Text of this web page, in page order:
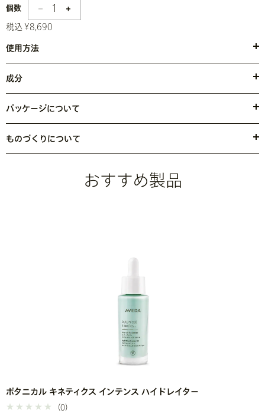
個数 1
税込 ¥8,690
使用方法
●目の周りをさけ、適量を顔全体から首、デコルテにかけてのばし
ます。朝晩、化粧水の後にご使用ください。本品をご使用の際は、
成分
●水・プロパンジオール・オレイン酸デシル・乳酸・クエン酸・セス
キステアリン酸メチルグルコース・炭酸ジカプリリル・水酸化Ｎａ・
シルデカン酸アスコルビル・トレハロース・水添レシチン・カフェイ
ン・リノール酸・トコフェロール・スクレロチウムガム・グルコノラ
ルビルアミノプロピル・プルラン・オレイン酸・ヒアルロン酸Ｎａ・
パッケージについて
ボトル：リサイクル可能ガラス素材、外箱：90%再生紙
ものづくりについて
風力・太陽光発電で製品を製造 しています。 *1 製品の製造に
トを通じてアヴェダの太陽電池や風力エネルギーによる電力が供給
されています。更に、工場施設において、ULスキームによるごみ廃
おすすめ製品
ボタニカル キネティクス インテンス ハイドレイター
(0)